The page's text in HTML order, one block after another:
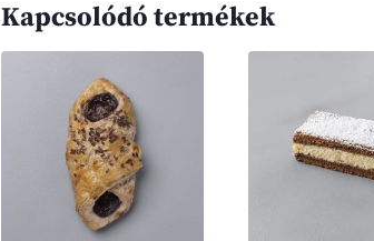
Kapcsolódó termékek